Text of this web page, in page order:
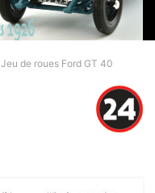
Jeu de roues Ford GT 40